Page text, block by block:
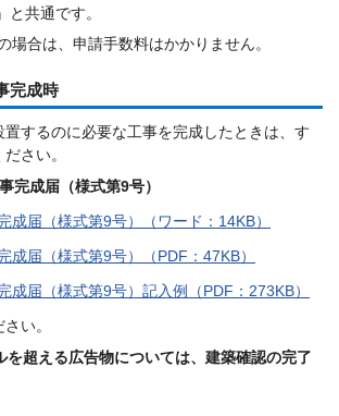
と共通です。
場合は、申請手数料はかかりません。
完成時
置するのに必要な工事を完成したときは、す
さい。
完成届（様式第9号）
成届（様式第9号）（ワード：14KB）
成届（様式第9号）（PDF：47KB）
成届（様式第9号）記入例（PDF：273KB）
い。
を超える広告物については、建築確認の完了